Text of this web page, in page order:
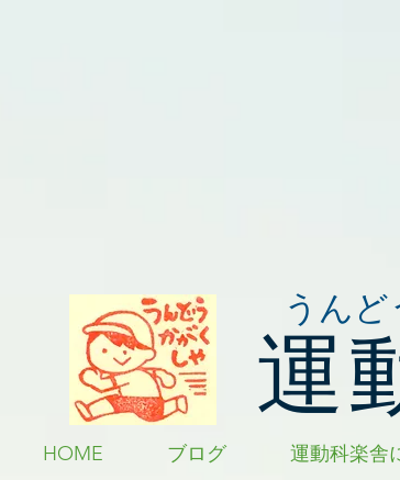
うん
運
HOME ブログ 運動科楽舎